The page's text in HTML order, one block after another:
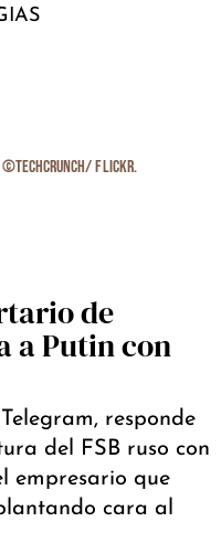
de
a Putin con
responde
del FSB ruso con
empresario que
cara al